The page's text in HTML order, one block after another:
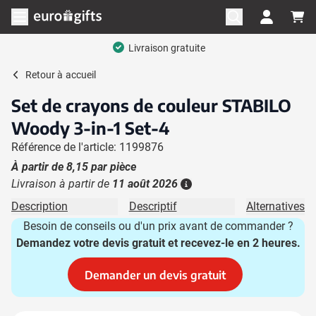
Aller au contenu
Ouvrir le menu
Livraison gratuite
Retour à accueil
Set de crayons de couleur STABILO
Woody 3-in-1 Set-4
Référence de l'article: 1199876
À partir de 8,15 par pièce
Livraison à partir de 11 août 2026
Description Descriptif
Alternatives
Besoin de conseils ou d'un prix avant de commander ?
Demandez votre devis gratuit et recevez-le en 2 heures.
Demander un devis gratuit